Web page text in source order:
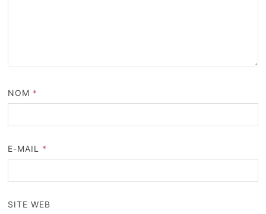
NOM *
E-MAIL *
SITE WEB